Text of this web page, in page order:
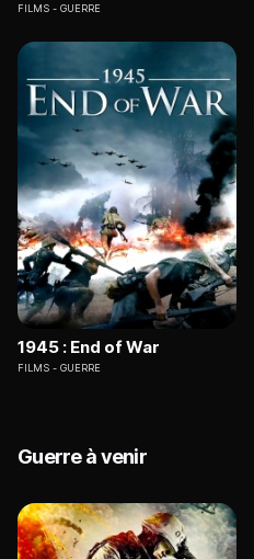
FILMS GUERRE
1945 : End of War
FILMS GUERRE
Guerre à venir